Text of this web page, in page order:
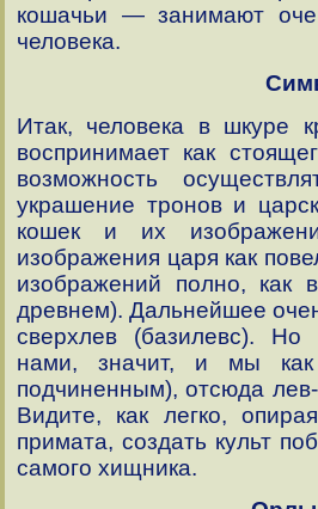
кошачьи — занимают
человека.
Итак, человека в шкуре
воспринимает как
возможность
украшение тронов и
кошек и их
изображения царя как
изображений полно,
древнем). Дальнейшее
сверхлев (базилевс).
нами, значит, и мы
подчиненным), отсюда
Видите, как легко,
примата, создать культ
самого хищника.